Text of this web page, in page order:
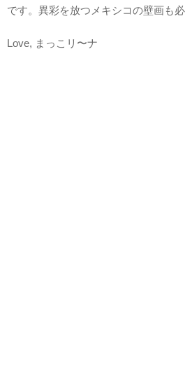
です。異彩を放つメキシコの壁画も必
Love, まっこリ〜ナ